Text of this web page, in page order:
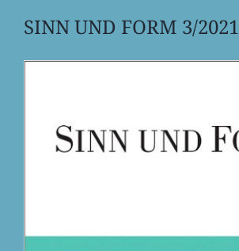
SINN UND FORM 3/2021